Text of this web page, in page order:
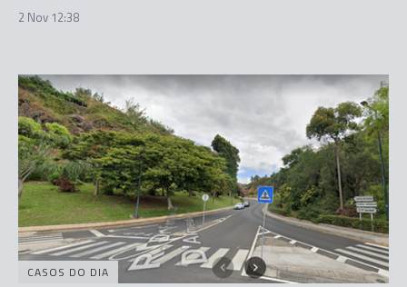
2 Nov 12:38
CASOS DO DIA